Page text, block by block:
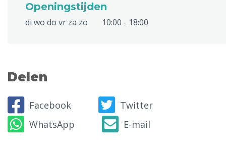
Openingstijden
di wo do vr za zo 10:00 - 18:00
Delen
Facebook
Twitter
WhatsApp
E-mail